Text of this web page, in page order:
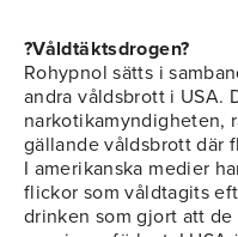
?Våldtäktsdrogen?
Rohypnol sätts i
andra våldsbrott i USA.
narkotikamyndigheten,
gällande våldsbrott där
I amerikanska medier
flickor som våldtagits
drinken som gjort att